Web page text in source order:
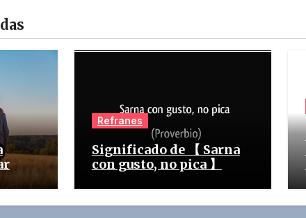
Refranes
Significado de 【 Sarna
con gusto, no pica 】